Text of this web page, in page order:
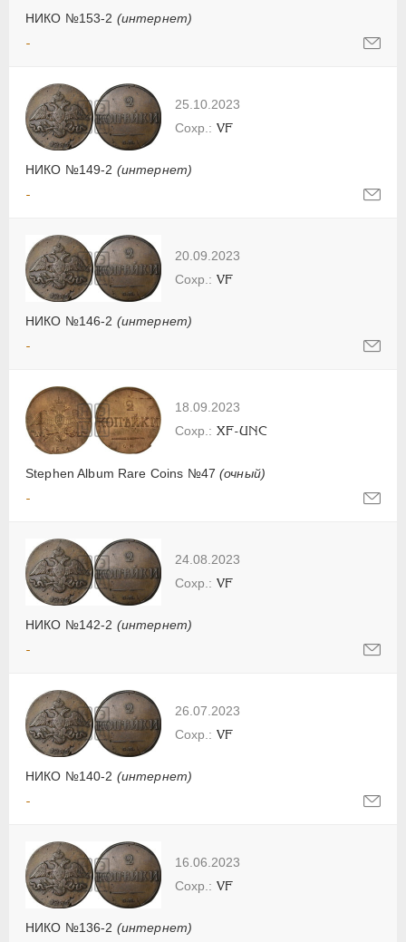
НИКО №153-2 (интернет)
-
25.10.2023
НИКО №149-2 (интернет)
VF
-
20.09.2023
НИКО №146-2 (интернет)
VF
-
18.09.2023
Stephen Album Rare Coins №47(очный)
XF-UNC
-
24.08.2023
НИКО №142-2 (интернет)
VF
-
26.07.2023
НИКО №140-2 (интернет)
VF
-
16.06.2023
НИКО №136-2 (интернет)
VF